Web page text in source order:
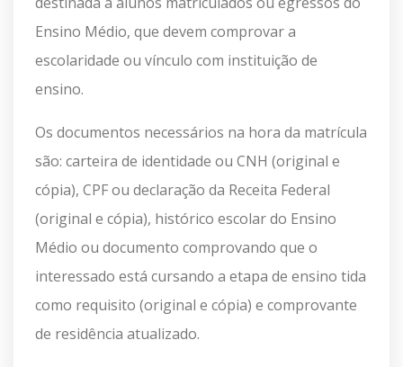
Ensino Médio, que devem comprovar a
escolaridade ou vínculo com instituição de
ensino.
Os documentos necessários na hora da matrícula
são: carteira de identidade ou CNH (original e
cópia), CPF ou declaração da Receita Federal
(original e cópia), histórico escolar do Ensino
Médio ou documento comprovando que o
interessado está cursando a etapa de ensino tida
como requisito (original e cópia) e comprovante
de residência atualizado.